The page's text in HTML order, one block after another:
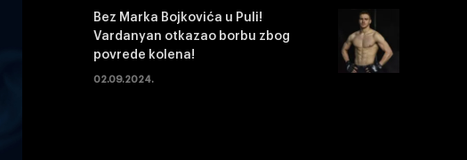
Bez Marka Bojkovića u Puli!
Vardanyan otkazao borbu zbog
povrede kolena!
02.09.2024.